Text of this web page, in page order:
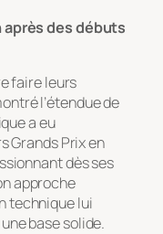
des débuts
faire leurs
l’étendue de
a eu
Grands Prix en
dès ses
approche
technique lui
base solide.